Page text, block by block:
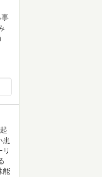
事
患
能